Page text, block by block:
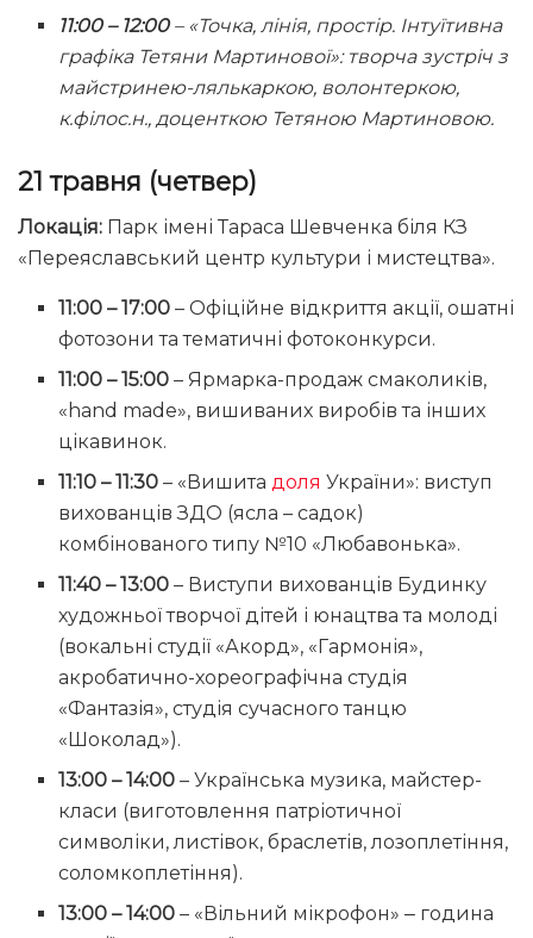
11:00 – 12:00– «Точка, лінія, простір. Інтуїтивна
графіка Тетяни Мартинової»: творча зустріч з
майстринею-лялькаркою, волонтеркою,
к.філос.н., доценткою Тетяною Мартиновою.
21 травня (четвер)
Локація: Парк імені Тараса Шевченка біля КЗ
«Переяславський центр культури і мистецтва».
11:00 – 17:00 – Офіційне відкриття акції, ошатні
фотозони та тематичні фотоконкурси.
11:00 – 15:00 – Ярмарка-продаж смаколиків,
«hand made», вишиваних виробів та інших
цікавинок.
11:10 – 11:30 – «Вишитадоля України»: виступ
вихованців ЗДО (ясла – садок)
комбінованого типу №10 «Любавонька».
11:40 – 13:00 – Виступи вихованців Будинку
художньої творчої дітей і юнацтва та молоді
(вокальні студії «Акорд», «Гармонія»,
акробатично-хореографічна студія
«Фантазія», студія сучасного танцю
«Шоколад»).
13:00 – 14:00 – Українська музика, майстер-
класи (виготовлення патріотичної
символіки, листівок, браслетів, лозоплетіння,
соломкоплетіння).
13:00 – 14:00 – «Вільний мікрофон» ‒ година